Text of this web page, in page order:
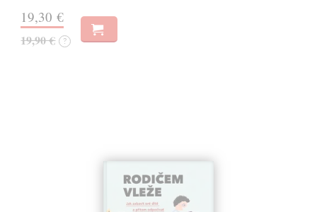
19,30 €
19,90 € ?